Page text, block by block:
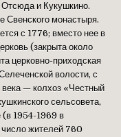
и Кукушкино.
Свенского монастыря.
с 1776; вместо нее в
(закрыта около
церковно-приходская
волости, с
— колхоз «Честный
сельсовета,
(в 1954-1969 в
жителей 760